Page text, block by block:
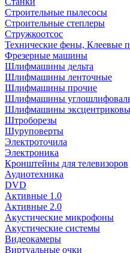
Строительные пылесосы
Строительные степлеры
Стружкоотсос
Технические фены, Клеевые
Фрезерные машины
Шлифмашины дельта
Шлифмашины ленточные
Шлифмашины прочие
Шлифмашины
Шлифмашины
Штроборезы
Шуруповерты
Электроточила
Электроника
Кронштейны для телевизоров
Аудиотехника
DVD
Активные 1.0
Активные 2.0
Акустические микрофоны
Акустические системы
Видеокамеры
Виртуальные очки